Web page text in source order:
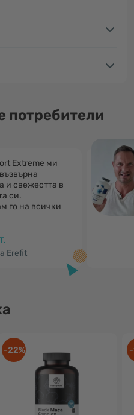
потребители
Extreme ми
и свежестта в
си.
го на всички
Erefit
-22%